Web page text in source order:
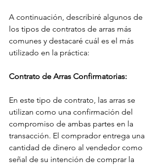
A continuación, describiré algunos de
los tipos de contratos de arras más
comunes y destacaré cuál es el más
utilizado en la práctica:
Contrato de Arras Confirmatorias:
En este tipo de contrato, las arras se
utilizan como una confirmación del
compromiso de ambas partes en la
transacción. El comprador entrega una
cantidad de dinero al vendedor como
señal de su intención de comprar la